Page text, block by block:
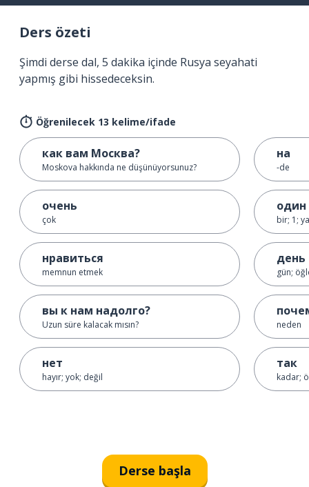
Ders özeti
Şimdi derse dal, 5 dakika içinde Rusya seyahati
yapmış gibi hissedeceksin.
Öğrenilecek 13 kelime/ifade
как вам Москва?
Moskova hakkında ne düşünüyorsunuz?
очень
çok
нравиться
memnun etmek
вы к нам надолго?
Uzun süre kalacak mısın?
нет
hayır; yok; değil
на
-de
один
bir; 1;
день
gün;
neden
так
kadar;
Derse başla